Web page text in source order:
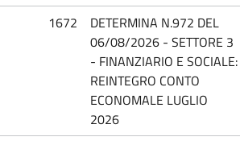
1672
DETERMINA N.972 DEL
06/08/2026 - SETTORE 3
- FINANZIARIO E SOCIALE:
REINTEGRO CONTO
ECONOMALE LUGLIO
2026